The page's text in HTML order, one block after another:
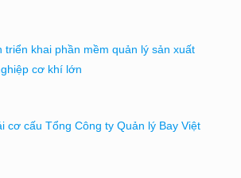
triển khai phần mềm quản lý sản xuất
cơ khí lớn
cơ cấu Tổng Công ty Quản lý Bay Việt